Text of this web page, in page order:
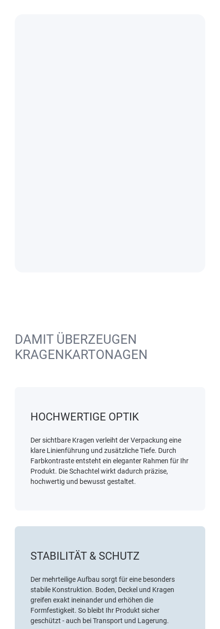
DAMIT ÜBERZEUGEN
KRAGENKARTONAGEN
HOCHWERTIGE OPTIK
Der sichtbare Kragen verleiht der Verpackung eine
klare Linienführung und zusätzliche Tiefe. Durch
Farbkontraste entsteht ein eleganter Rahmen für Ihr
Produkt. Die Schachtel wirkt dadurch präzise,
hochwertig und bewusst gestaltet.
STABILITÄT & SCHUTZ
Der mehrteilige Aufbau sorgt für eine besonders
stabile Konstruktion. Boden, Deckel und Kragen
greifen exakt ineinander und erhöhen die
Formfestigkeit. So bleibt Ihr Produkt sicher
geschützt - auch bei Transport und Lagerung.